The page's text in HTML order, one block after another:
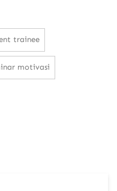
trainee
motivasi